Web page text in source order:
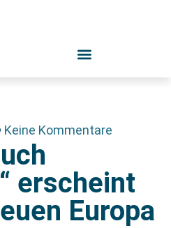
Keine Kommentare
erscheint
Europa